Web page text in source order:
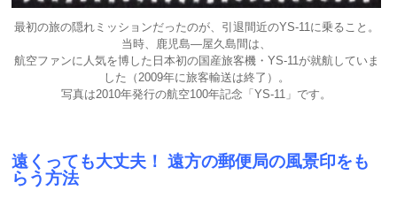
最初の旅の隠れミッションだったのが、引退間近のYS-11に乗ること。
当時、鹿児島―屋久島間は、
航空ファンに人気を博した日本初の国産旅客機・YS-11が就航していま
した（2009年に旅客輸送は終了）。
写真は2010年発行の航空100年記念「YS-11」です。
遠くっても大丈夫！ 遠方の郵便局の風景印をも
らう方法